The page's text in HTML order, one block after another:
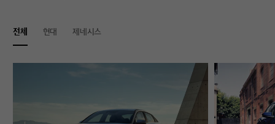
전체 현대 제네시스